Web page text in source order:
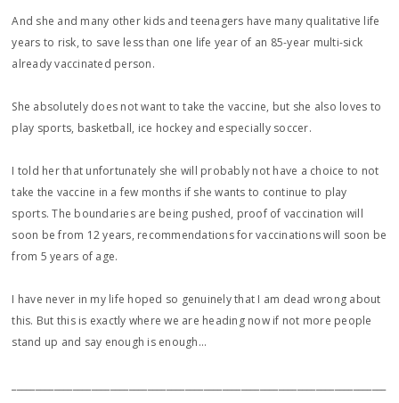
And she and many other kids and teenagers have many qualitative life
years to risk, to save less than one life year of an 85-year multi-sick
already vaccinated person.
She absolutely does not want to take the vaccine, but she also loves to
play sports, basketball, ice hockey and especially soccer.
I told her that unfortunately she will probably not have a choice to not
take the vaccine in a few months if she wants to continue to play
sports. The boundaries are being pushed, proof of vaccination will
soon be from 12 years, recommendations for vaccinations will soon be
from 5 years of age.
I have never in my life hoped so genuinely that I am dead wrong about
this. But this is exactly where we are heading now if not more people
stand up and say enough is enough…